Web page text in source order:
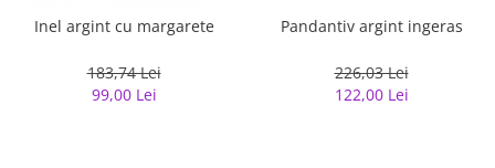
Inel argint cu margarete
183,74 Lei
99,00 Lei
Pandantiv argint ingeras
226,03 Lei
122,00 Lei